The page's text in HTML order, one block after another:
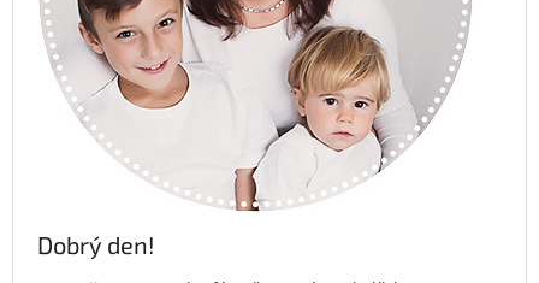
Dobrý den!